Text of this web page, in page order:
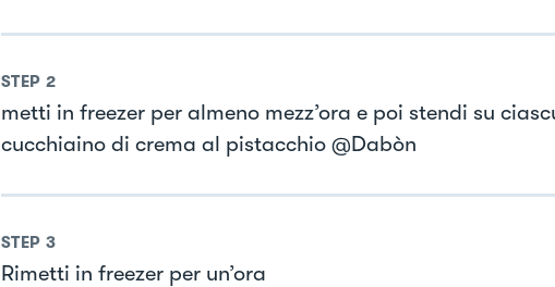
STEP 2
metti in freezer per almeno mezz’ora e poi stendi su
cucchiaino di crema al pistacchio @Dabòn
STEP 3
Rimetti in freezer per un’ora